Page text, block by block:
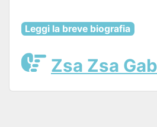
Leggi la breve biografia
Zsa Zsa